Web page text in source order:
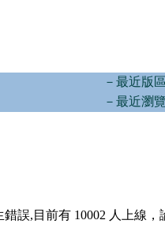
－最近版
－最近瀏
錯誤,目前有 10002 人上線